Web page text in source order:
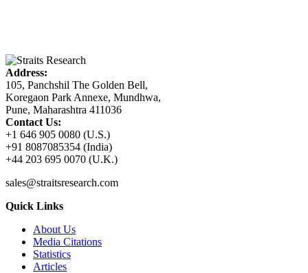
Address:
105, Panchshil The Golden Bell,
Koregaon Park Annexe, Mundhwa,
Pune, Maharashtra 411036
Contact Us:
+1 646 905 0080 (U.S.)
+91 8087085354 (India)
+44 203 695 0070 (U.K.)
sales@straitsresearch.com
Quick Links
About Us
Media Citations
Statistics
Articles